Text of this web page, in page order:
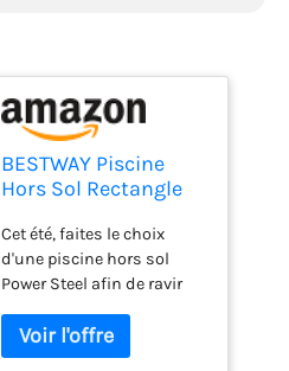
BESTWAY Piscine
Hors Sol Rectangle
201 x 100 cm Gris
Clair avec Filtre à
Sable et échelle
Cet été, faites le choix
d'une piscine hors sol
Power Steel afin de ravir
Durable grâce à son liner
triple épaisseur et son